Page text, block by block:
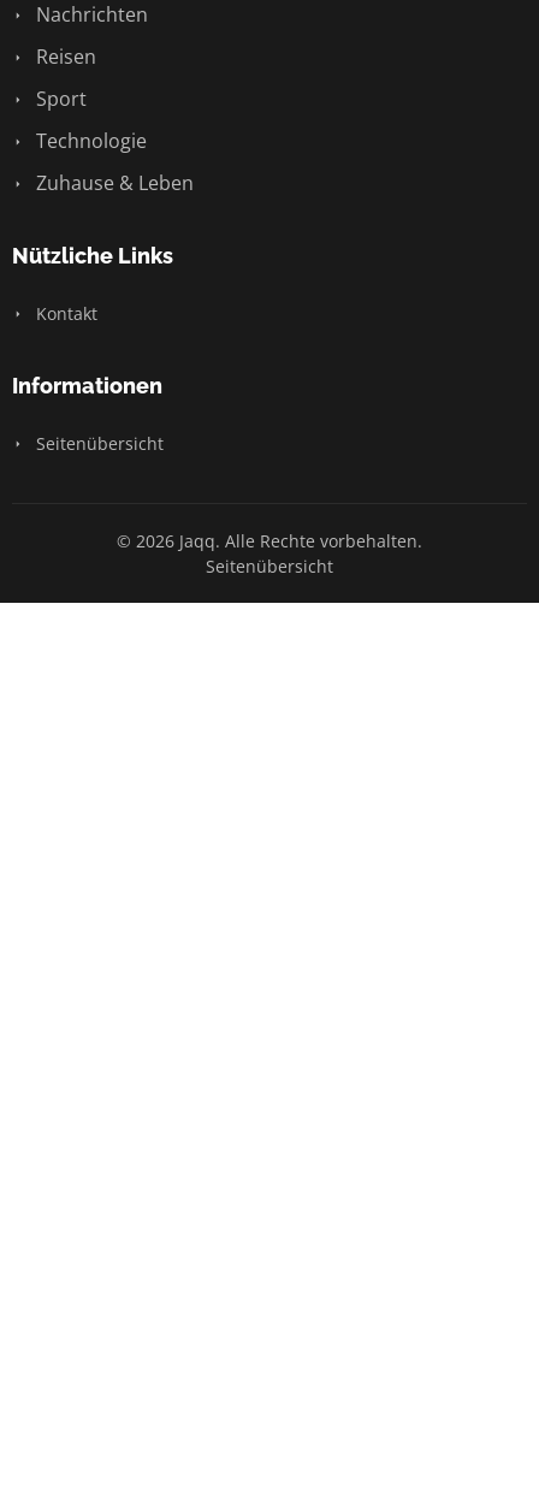
Nachrichten
Reisen
Sport
Technologie
Zuhause & Leben
Nützliche Links
Kontakt
Informationen
Seitenübersicht
© 2026 Jaqq. Alle Rechte vorbehalten.
Seitenübersicht